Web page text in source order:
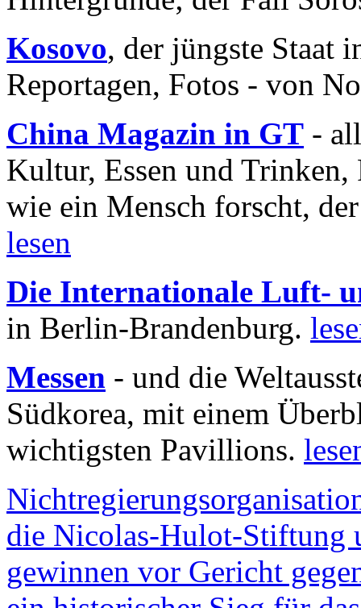
Kosovo, der jüngste Staat
Reportagen, Fotos - von
China Magazin in GT -
Kultur, Essen und
wie ein Mensch forscht,
lesen
Die Internationale Luft-
in Berlin-Brandenburg.
Messen - und die
Südkorea, mit einem
wichtigsten Pavillions.
die Nicolas-Hulot-Stiftung
gewinnen vor Gericht